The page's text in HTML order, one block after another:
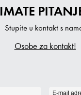
IMATE
Stupite u kontakt s
Osobe za kontakt!